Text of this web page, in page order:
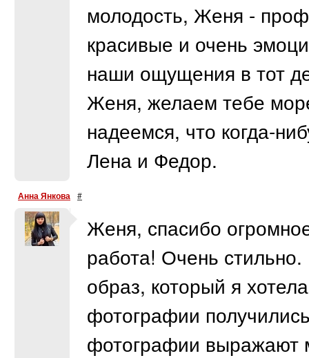
молодость, Женя -
красивые и очень
наши ощущения в тот
Женя, желаем тебе
надеемся, что когда-
Лена и Федор.
Анна Янкова #
Женя, спасибо
работа! Очень
образ, который я
фотографии
фотографии выражают